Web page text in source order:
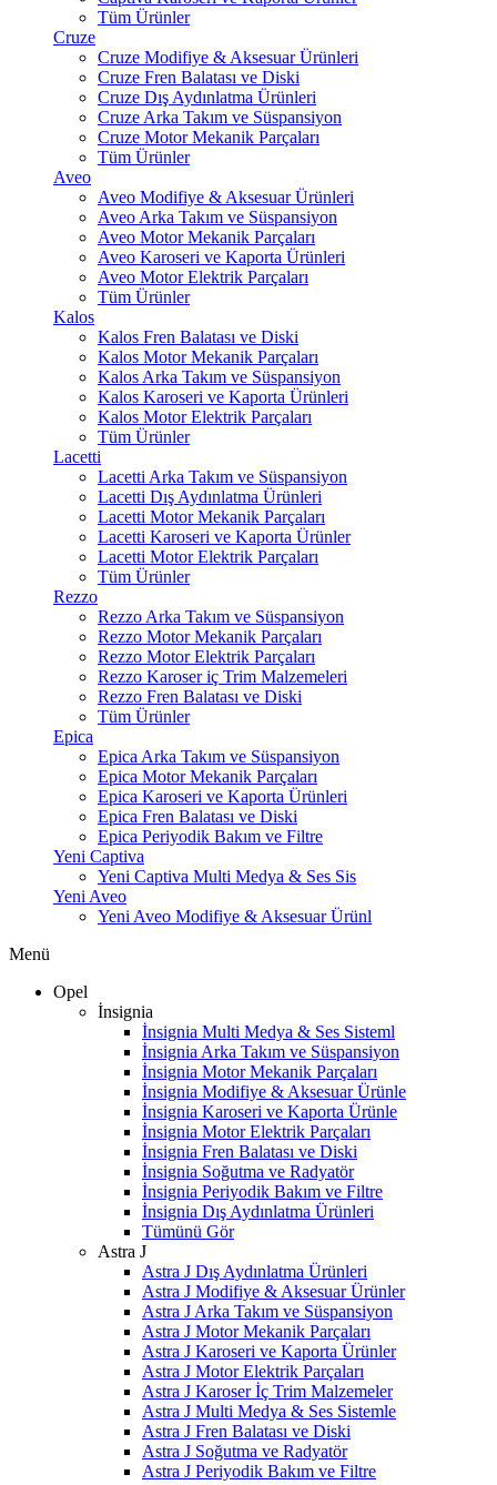
Tüm Ürünler
Cruze
Cruze Modifiye & Aksesuar Ürünleri
Cruze Fren Balatası ve Diski
Cruze Dış Aydınlatma Ürünleri
Cruze Arka Takım ve Süspansiyon
Cruze Motor Mekanik Parçaları
Tüm Ürünler
Aveo
Aveo Modifiye & Aksesuar Ürünleri
Aveo Arka Takım ve Süspansiyon
Aveo Motor Mekanik Parçaları
Aveo Karoseri ve Kaporta Ürünleri
Aveo Motor Elektrik Parçaları
Tüm Ürünler
Kalos
Kalos Fren Balatası ve Diski
Kalos Motor Mekanik Parçaları
Kalos Arka Takım ve Süspansiyon
Kalos Karoseri ve Kaporta Ürünleri
Kalos Motor Elektrik Parçaları
Tüm Ürünler
Lacetti
Lacetti Arka Takım ve Süspansiyon
Lacetti Dış Aydınlatma Ürünleri
Lacetti Motor Mekanik Parçaları
Lacetti Karoseri ve Kaporta Ürünler
Lacetti Motor Elektrik Parçaları
Tüm Ürünler
Rezzo
Rezzo Arka Takım ve Süspansiyon
Rezzo Motor Mekanik Parçaları
Rezzo Motor Elektrik Parçaları
Rezzo Karoser iç Trim Malzemeleri
Rezzo Fren Balatası ve Diski
Tüm Ürünler
Epica
Epica Arka Takım ve Süspansiyon
Epica Motor Mekanik Parçaları
Epica Karoseri ve Kaporta Ürünleri
Epica Fren Balatası ve Diski
Epica Periyodik Bakım ve Filtre
Yeni Captiva
Yeni Captiva Multi Medya & Ses Sis
Yeni Aveo
Yeni Aveo Modifiye & Aksesuar Ürünl
Menü
Opel
İnsignia
İnsignia Multi Medya & Ses Sisteml
İnsignia Arka Takım ve Süspansiyon
İnsignia Motor Mekanik Parçaları
İnsignia Modifiye & Aksesuar Ürünle
İnsignia Karoseri ve Kaporta Ürünle
İnsignia Motor Elektrik Parçaları
İnsignia Fren Balatası ve Diski
İnsignia Soğutma ve Radyatör
İnsignia Periyodik Bakım ve Filtre
İnsignia Dış Aydınlatma Ürünleri
Tümünü Gör
Astra J
Astra J Dış Aydınlatma Ürünleri
Astra J Modifiye & Aksesuar Ürünler
Astra J Arka Takım ve Süspansiyon
Astra J Motor Mekanik Parçaları
Astra J Karoseri ve Kaporta Ürünler
Astra J Motor Elektrik Parçaları
Astra J Karoser İç Trim Malzemeler
Astra J Multi Medya & Ses Sistemle
Astra J Fren Balatası ve Diski
Astra J Soğutma ve Radyatör
Astra J Periyodik Bakım ve Filtre